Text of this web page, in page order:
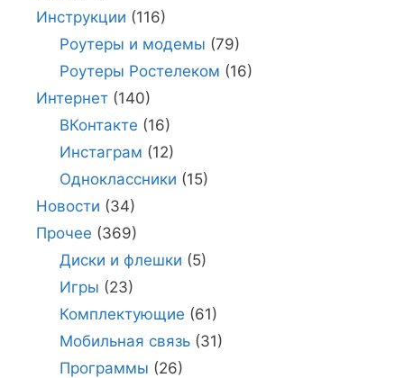
Инструкции (116)
Роутеры и модемы (79)
Роутеры Ростелеком (16)
Интернет (140)
ВКонтакте (16)
Инстаграм (12)
Одноклассники (15)
Новости (34)
Прочее (369)
Диски и флешки (5)
Игры (23)
Комплектующие (61)
Мобильная связь(31)
Программы (26)